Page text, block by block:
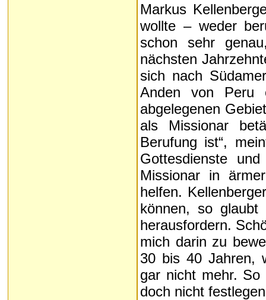
Markus
wollte – weder
schon sehr
nächsten
sich nach
Anden von Peru
abgelegenen
als Missionar
Berufung ist“,
Gottesdienste
Missionar in
helfen.
können, so
herausfordern.
mich darin zu
30 bis 40 Jahren,
gar nicht mehr.
doch nicht